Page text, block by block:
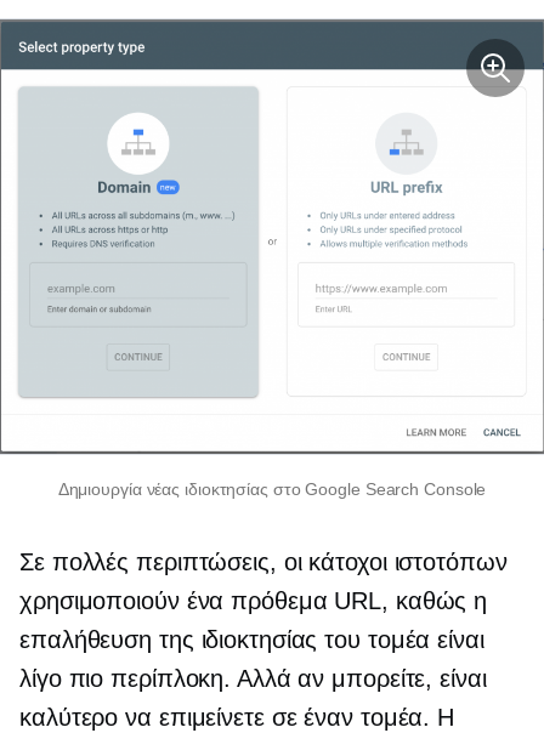
Δημιουργία νέας ιδιοκτησίας στο Google Search Console
Σε πολλές περιπτώσεις, οι κάτοχοι ιστοτόπων
χρησιμοποιούν ένα πρόθεμα URL, καθώς η
επαλήθευση της ιδιοκτησίας του τομέα είναι
λίγο πιο περίπλοκη. Αλλά αν μπορείτε, είναι
καλύτερο να επιμείνετε σε έναν τομέα. Η